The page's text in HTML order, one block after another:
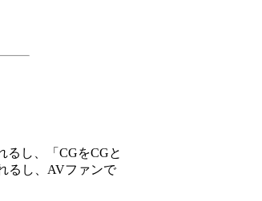
し、「CGをCGと
るし、AVファンで